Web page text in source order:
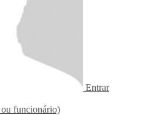
Entrar
funcionário)